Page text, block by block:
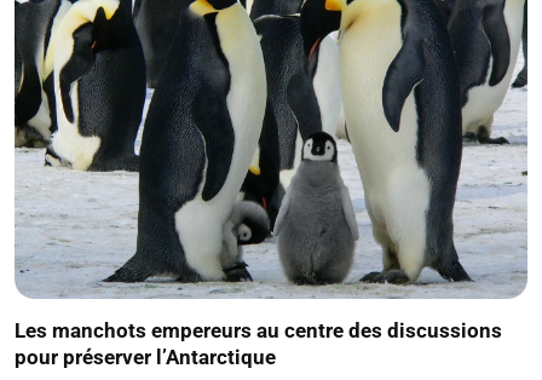
Les manchots empereurs au centre des discussions
pour préserver l’Antarctique